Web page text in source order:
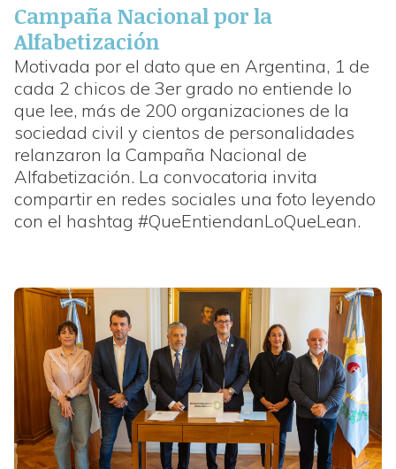
Campaña Nacional por la
Alfabetización
Motivada por el dato que en Argentina, 1 de
cada 2 chicos de 3er grado no entiende lo
que lee, más de 200 organizaciones de la
sociedad civil y cientos de personalidades
relanzaron la Campaña Nacional de
Alfabetización. La convocatoria invita
compartir en redes sociales una foto leyendo
con el hashtag #QueEntiendanLoQueLean.